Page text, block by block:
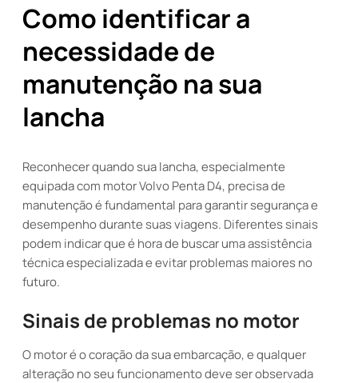
Como identificar a
necessidade de
manutenção na sua
lancha
Reconhecer quando sua lancha, especialmente
equipada com motor Volvo Penta D4, precisa de
manutenção é fundamental para garantir segurança e
desempenho durante suas viagens. Diferentes sinais
podem indicar que é hora de buscar uma assistência
técnica especializada e evitar problemas maiores no
futuro.
Sinais de problemas no motor
O motor é o coração da sua embarcação, e qualquer
alteração no seu funcionamento deve ser observada